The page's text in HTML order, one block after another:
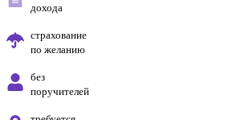
дохода
страхование
по желанию
без
поручителей